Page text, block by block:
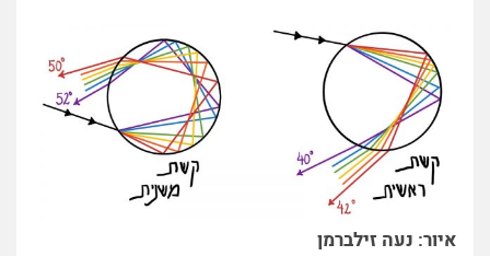
איור: נעה זילברמן